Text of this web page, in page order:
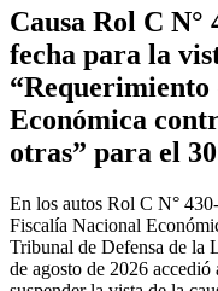
Causa Rol C
fecha para la
“Requerimiento
Económica
otras” para el
En los autos Rol C N°
Fiscalía Nacional
Tribunal de Defensa de la
de agosto de 2026